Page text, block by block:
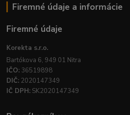
Firemné údaje a informácie
Firemné údaje
Korekta s.r.o.
Bartókova 6, 949 01 Nitra
IČO: 36519898
DIČ: 2020147349
IČ DPH: SK2020147349